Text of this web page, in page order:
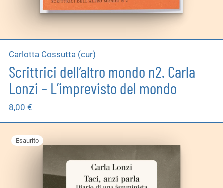
Carlotta Cossutta (cur)
Scrittrici dell’altro mondo n2. Carla
Lonzi – L’imprevisto del mondo
8,00 €
Esaurito